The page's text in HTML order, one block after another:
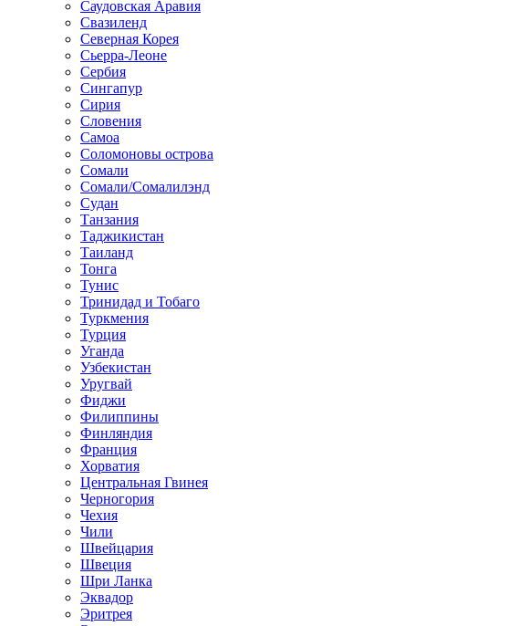
Саудовская Аравия
Свазиленд
Северная Корея
Сьерра-Леоне
Сербия
Сингапур
Сирия
Словения
Самоа
Соломоновы острова
Сомали
Сомали/Сомалилэнд
Судан
Танзания
Таджикистан
Таиланд
Тонга
Тунис
Тринидад и Тобаго
Туркмения
Турция
Уганда
Узбекистан
Уругвай
Фиджи
Филиппины
Финляндия
Франция
Хорватия
Центральная Гвинея
Черногория
Чехия
Чили
Швейцария
Швеция
Шри Ланка
Эквадор
Эритрея